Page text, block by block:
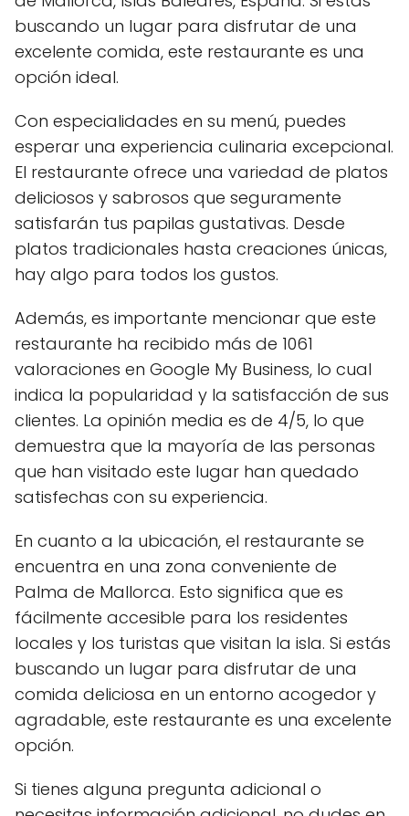
buscando un lugar para disfrutar de una
excelente comida, este restaurante es una
opción ideal.
Con especialidades en su menú, puedes
esperar una experiencia culinaria excepcional.
El restaurante ofrece una variedad de platos
deliciosos y sabrosos que seguramente
satisfarán tus papilas gustativas. Desde
platos tradicionales hasta creaciones únicas,
hay algo para todos los gustos.
Además, es importante mencionar que este
restaurante ha recibido más de 1061
valoraciones en Google My Business, lo cual
indica la popularidad y la satisfacción de sus
clientes. La opinión media es de 4/5, lo que
demuestra que la mayoría de las personas
que han visitado este lugar han quedado
satisfechas con su experiencia.
En cuanto a la ubicación, el restaurante se
encuentra en una zona conveniente de
Palma de Mallorca. Esto significa que es
fácilmente accesible para los residentes
locales y los turistas que visitan la isla. Si estás
buscando un lugar para disfrutar de una
comida deliciosa en un entorno acogedor y
agradable, este restaurante es una excelente
opción.
Si tienes alguna pregunta adicional o